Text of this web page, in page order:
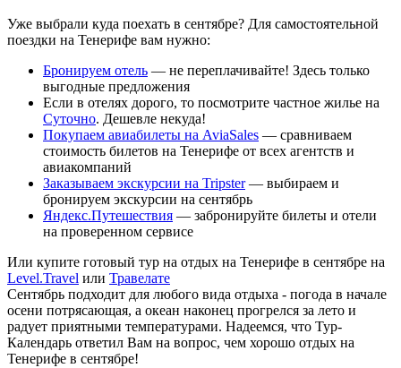
Уже выбрали куда поехать в сентябре? Для самостоятельной
поездки на Тенерифе вам нужно:
Бронируем отель — не переплачивайте! Здесь только
выгодные предложения
Если в отелях дорого, то посмотрите частное жилье на
Суточно. Дешевле некуда!
Покупаем авиабилеты на AviaSales — сравниваем
стоимость билетов на Тенерифе от всех агентств и
авиакомпаний
Заказываем экскурсии на Tripster — выбираем и
бронируем экскурсии на сентябрь
Яндекс.Путешествия — забронируйте билеты и отели
на проверенном сервисе
Или купите готовый тур на отдых на Тенерифе в сентябре на
Level.Travel или Травелате
Сентябрь подходит для любого вида отдыха - погода в начале
осени потрясающая, а океан наконец прогрелся за лето и
радует приятными температурами. Надеемся, что Тур-
Календарь ответил Вам на вопрос, чем хорошо отдых на
Тенерифе в сентябре!